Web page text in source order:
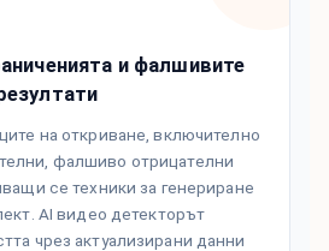
и фалшивите
на откриване, включително
фалшиво отрицателни
се техники за генериране
AI видео детекторът
чрез актуализирани данни